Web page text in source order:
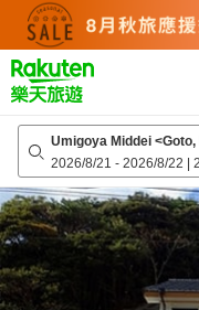
top
page
Umigoya Middei
2026/8/21 - 2026/8/22 |